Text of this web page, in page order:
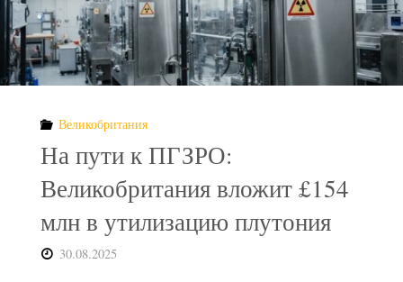
Великобритания
На пути к ПГЗРО:
Великобритания вложит £154
млн в утилизацию плутония
30.08.2025